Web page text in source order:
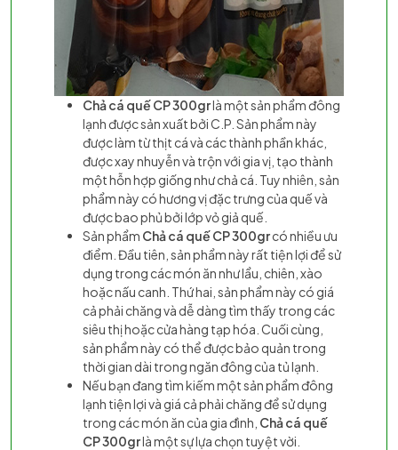
Chả cá quế CP 300grlà một sản phẩm đông
lạnh được sản xuất bởi C.P. Sản phẩm này
được làm từ thịt cá và các thành phần khác,
được xay nhuyễn và trộn với gia vị, tạo thành
một hỗn hợp giống như chả cá. Tuy nhiên, sản
phẩm này có hương vị đặc trưng của quế và
được bao phủ bởi lớp vỏ giả quế.
Sản phẩm Chả cá quế CP 300grcó nhiều ưu
điểm. Đầu tiên, sản phẩm này rất tiện lợi để sử
dụng trong các món ăn như lẩu, chiên, xào
hoặc nấu canh. Thứ hai, sản phẩm này có giá
cả phải chăng và dễ dàng tìm thấy trong các
siêu thị hoặc cửa hàng tạp hóa. Cuối cùng,
sản phẩm này có thể được bảo quản trong
thời gian dài trong ngăn đông của tủ lạnh.
Nếu bạn đang tìm kiếm một sản phẩm đông
lạnh tiện lợi và giá cả phải chăng để sử dụng
trong các món ăn của gia đình, Chả cá quế
CP 300grlà một sự lựa chọn tuyệt vời.